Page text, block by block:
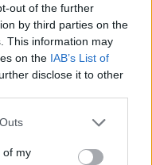
out of the further
by third parties on the
This information may
on the IAB’s List of
disclose it to other
one or more Google
You may click to
of my
News και
και τα